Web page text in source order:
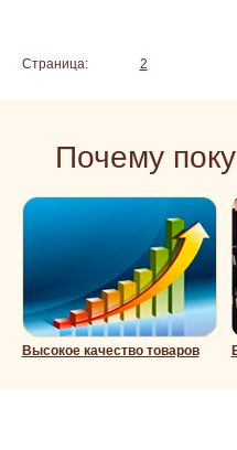
Страница: 2
Почему
Высокое качество товаров